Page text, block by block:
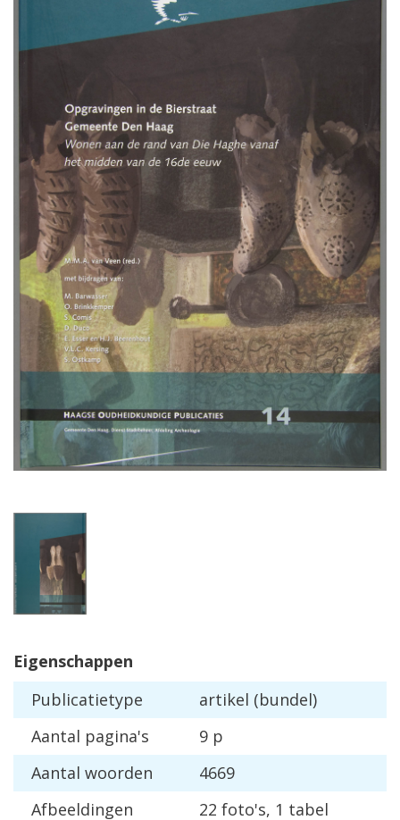
Eigenschappen
Publicatietype
artikel (bundel)
Aantal pagina's
9 p
Aantal woorden
4669
Afbeeldingen
22 foto's, 1 tabel